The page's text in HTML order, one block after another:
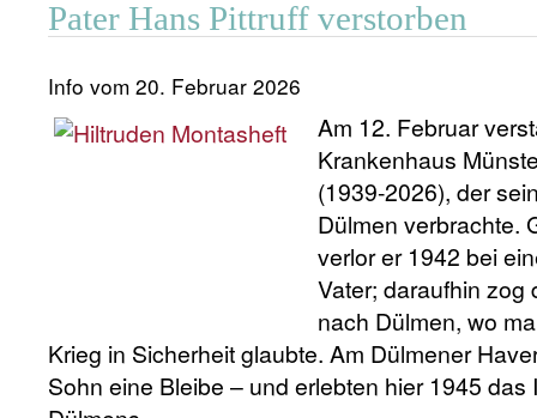
Pater Hans Pittruff verstorben
Info vom 20. Februar 2026
Am 12. Februar
Krankenhaus
(1939-2026), der
Dülmen verbrachte.
verlor er 1942 bei
Vater; daraufhin zog
nach Dülmen, wo
Krieg in Sicherheit glaubte. Am Dülmener
Sohn eine Bleibe – und erlebten hier 1945 das